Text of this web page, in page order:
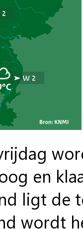
en
ligt de
wordt